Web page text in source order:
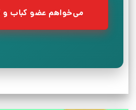
می‌خواهم عضو کباب و